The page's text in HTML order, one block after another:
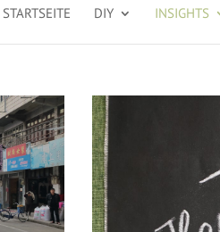
STARTSEITE DIY INSIGHTS